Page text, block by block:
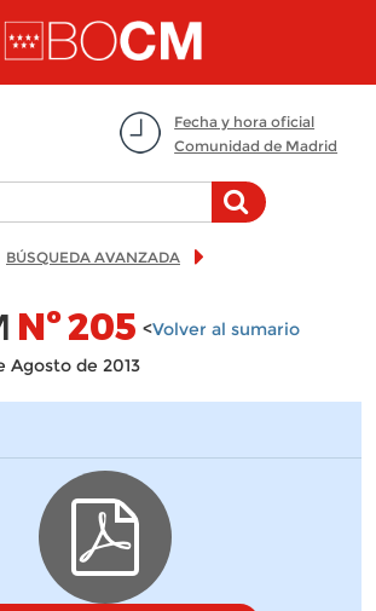
Fecha y hora oficial
Comunidad de Madrid
BÚSQUEDA AVANZADA
Nº205 <Volver al sumario
Agosto de 2013